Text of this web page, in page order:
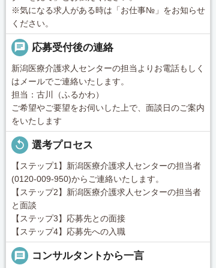
※気になる求人がある時は「お仕事№」をお知らせ
ください。
chat 応募受付後の連絡
新潟医療介護求人センターの担当よりお電話もしく
はメールでご連絡いたします。
担当：古川（ふるかわ）
ご希望やご要望をお伺いした上で、面談日のご案内
をいたします
replay 選考プロセス
【ステップ1】新潟医療介護求人センターの担当者
(0120-009-950)からご連絡いたします。
【ステップ2】新潟医療介護求人センターの担当者
と面談
【ステップ3】応募先との面接
【ステップ4】応募先への入職
message コンサルタントから一言